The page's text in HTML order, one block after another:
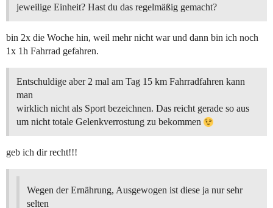
jeweilige Einheit? Hast du das regelmäßig gemacht?
bin 2x die Woche hin, weil mehr nicht war und dann bin ich noch
1x 1h Fahrrad gefahren.
Entschuldige aber 2 mal am Tag 15 km Fahrradfahren kann
man
wirklich nicht als Sport bezeichnen. Das reicht gerade so aus
um nicht totale Gelenkverrostung zu bekommen
geb ich dir recht!!!
Wegen der Ernährung, Ausgewogen ist diese ja nur sehr
selten